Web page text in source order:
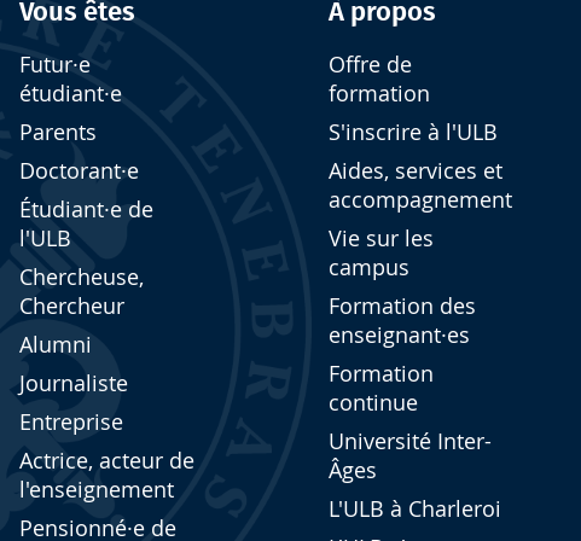
Vous êtes
Futur·e
étudiant·e
Parents
Doctorant·e
Étudiant·e de
l'ULB
Chercheuse,
Chercheur
Alumni
Journaliste
Entreprise
Actrice, acteur de
l'enseignement
Pensionné·e de
À propos
Offre de
formation
S'inscrire à l'ULB
Aides, services et
accompagnement
Vie sur les
campus
Formation des
enseignant·es
Formation
continue
Université Inter-
Âges
L'ULB à Charleroi